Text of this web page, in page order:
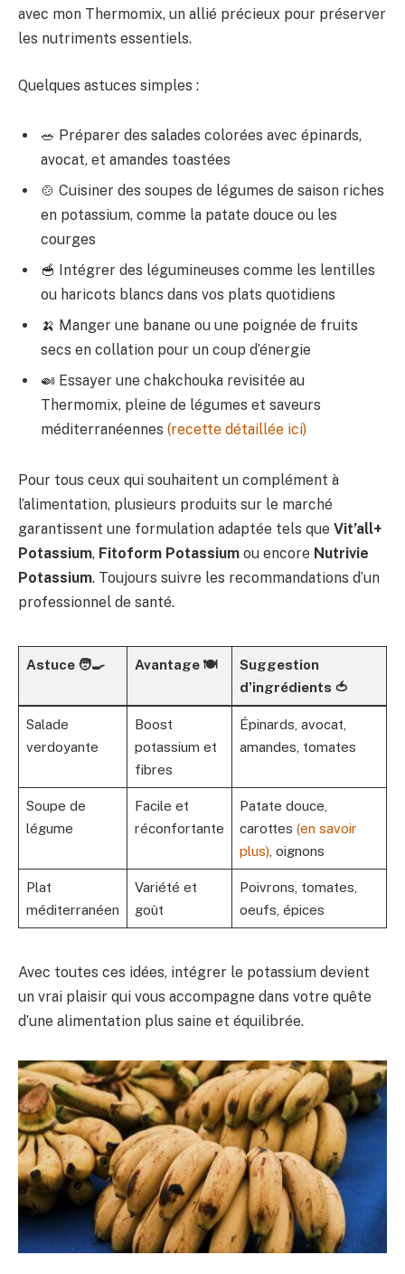
avec mon Thermomix, un allié précieux pour préserver
les nutriments essentiels.
Quelques astuces simples :
🥗 Préparer des salades colorées avec épinards,
avocat, et amandes toastées
🍲 Cuisiner des soupes de légumes de saison riches
en potassium, comme la patate douce ou les
courges
🥣 Intégrer des légumineuses comme les lentilles
ou haricots blancs dans vos plats quotidiens
🍌 Manger une banane ou une poignée de fruits
secs en collation pour un coup d’énergie
🍛 Essayer une chakchouka revisitée au
Thermomix, pleine de légumes et saveurs
méditerranéennes (recette détaillée ici)
Pour tous ceux qui souhaitent un complément à
l’alimentation, plusieurs produits sur le marché
garantissent une formulation adaptée tels que Vit’all+
Potassium, Fitoform Potassium ou encore Nutrivie
Potassium. Toujours suivre les recommandations d’un
professionnel de santé.
Astuce 🧑‍🍳 Avantage 🍽️
Suggestion
d’ingrédients 🍅
Salade
verdoyante
Boost
potassium et
fibres
Épinards, avocat,
amandes, tomates
Soupe de
légume
Facile et
réconfortante
Patate douce,
carottes (en savoir
plus) , oignons
Plat
méditerranéen
Variété et
goût
Poivrons, tomates,
oeufs, épices
Avec toutes ces idées, intégrer le potassium devient
un vrai plaisir qui vous accompagne dans votre quête
d’une alimentation plus saine et équilibrée.